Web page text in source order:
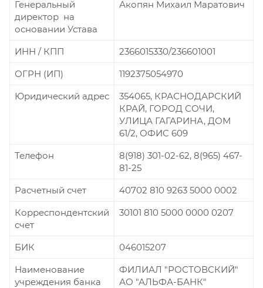
Генеральный
директор на
основании Устава
Акопян Михаил Маратович
ИНН / КПП
2366015330/236601001
ОГРН (ИП)
1192375054970
Юридический адрес
354065, КРАСНОДАРСКИЙ
КРАЙ, ГОРОД СОЧИ,
УЛИЦА ГАГАРИНА, ДОМ
61/2, ОФИС 609
Телефон
8(918) 301-02-62, 8(965) 467-
81-25
Расчетный счет
40702 810 9263 5000 0002
Корреспондентский
счет
30101 810 5000 0000 0207
БИК
046015207
Наименование
учреждения банка
ФИЛИАЛ "РОСТОВСКИЙ"
АО "АЛЬФА-БАНК"